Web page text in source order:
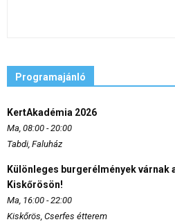
Programajánló
KertAkadémia 2026
Ma, 08:00 - 20:00
Tabdi, Faluház
Különleges burgerélmények várnak
Kiskőrösön!
Ma, 16:00 - 22:00
Kiskőrös, Cserfes étterem